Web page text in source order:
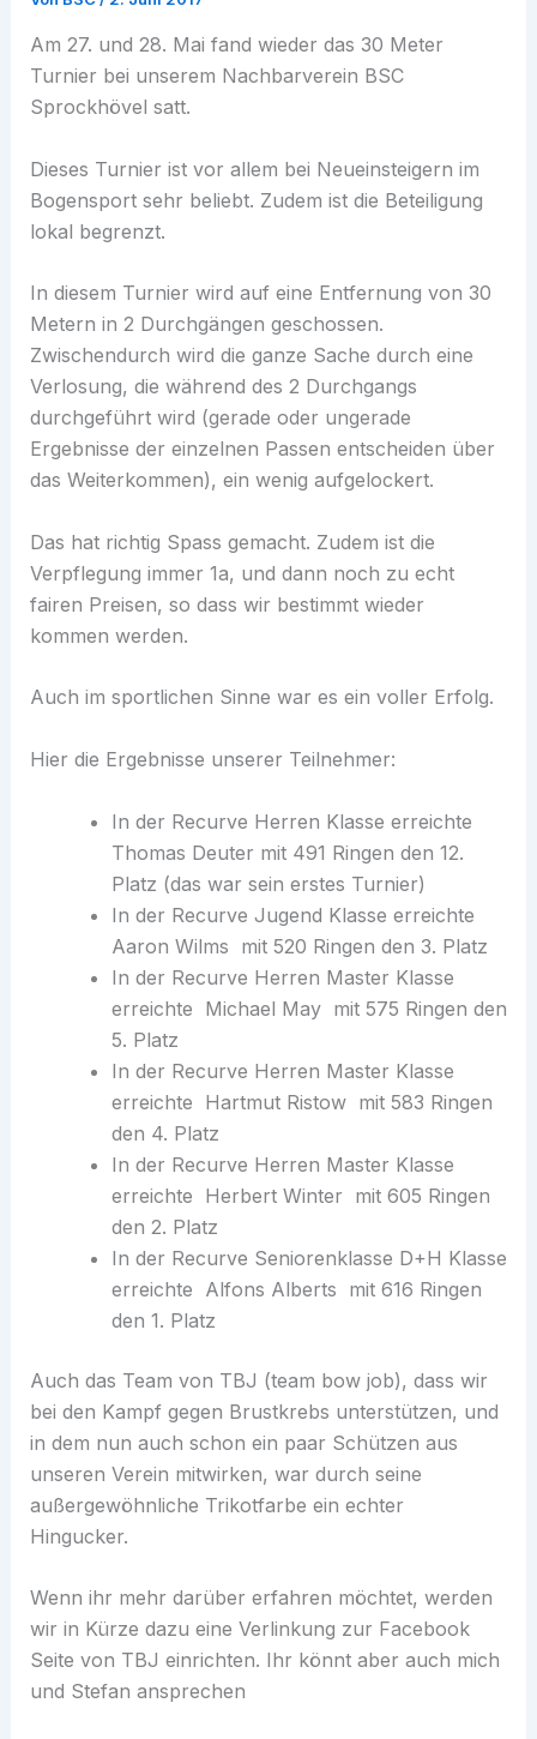
Am 27. und 28. Mai fand wieder das 30 Meter
Turnier bei unserem Nachbarverein BSC
Sprockhövel satt.
Dieses Turnier ist vor allem bei Neueinsteigern im
Bogensport sehr beliebt. Zudem ist die Beteiligung
lokal begrenzt.
In diesem Turnier wird auf eine Entfernung von 30
Metern in 2 Durchgängen geschossen.
Zwischendurch wird die ganze Sache durch eine
Verlosung, die während des 2 Durchgangs
durchgeführt wird (gerade oder ungerade
Ergebnisse der einzelnen Passen entscheiden über
das Weiterkommen), ein wenig aufgelockert.
Das hat richtig Spass gemacht. Zudem ist die
Verpflegung immer 1a, und dann noch zu echt
fairen Preisen, so dass wir bestimmt wieder
kommen werden.
Auch im sportlichen Sinne war es ein voller Erfolg.
Hier die Ergebnisse unserer Teilnehmer:
In der Recurve Herren Klasse erreichte
Thomas Deuter mit 491 Ringen den 12.
Platz (das war sein erstes Turnier)
In der Recurve Jugend Klasse erreichte
Aaron Wilms mit 520 Ringen den 3. Platz
In der Recurve Herren Master Klasse
erreichte Michael May mit 575 Ringen den
5. Platz
In der Recurve Herren Master Klasse
erreichte Hartmut Ristow mit 583 Ringen
den 4. Platz
In der Recurve Herren Master Klasse
erreichte Herbert Winter mit 605 Ringen
den 2. Platz
In der Recurve Seniorenklasse D+H Klasse
erreichte Alfons Alberts mit 616 Ringen
den 1. Platz
Auch das Team von TBJ (team bow job), dass wir
bei den Kampf gegen Brustkrebs unterstützen, und
in dem nun auch schon ein paar Schützen aus
unseren Verein mitwirken, war durch seine
außergewöhnliche Trikotfarbe ein echter
Hingucker.
Wenn ihr mehr darüber erfahren möchtet, werden
wir in Kürze dazu eine Verlinkung zur Facebook
Seite von TBJ einrichten. Ihr könnt aber auch mich
und Stefan ansprechen